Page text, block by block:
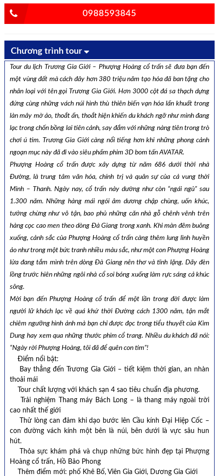
0988593845
Chương trình tour
Tour du lịch Trương Gia Giới – Phượng Hoàng cổ trấn sẽ đưa bạn đến
một vùng đất mà cách đây hơn 380 triệu năm tạo hóa đã ban tặng cho
nhân loại với tên gọi Trương Gia Giới. Hơn 3000 cột đá sa thạch dựng
đứng cùng những vách núi hình thù thiên biến vạn hóa lẩn khuất trong
làn mây mờ ảo, thoắt ẩn, thoắt hiện khiến du khách ngỡ như mình đang
lạc trong chốn bồng lai tiên cảnh, say đắm với những nàng tiên trong trò
chơi ú tim. Trương Gia Giới càng nổi tiếng hơn khi những phong cảnh
ngoạn mục này đã đi vào siêu phẩm phim 3D bom tấn AVATAR.
Phượng Hoàng cổ trấn được xây dựng từ năm 686 dưới thời nhà
Đường, là trung tâm văn hóa, chính trị và quân sự của cả vung thời
Minh – Thanh. Ngày nay, cổ trấn này dường như còn “ngái ngủ” sau
1.300 năm. Những hàng mái ngói âm dương chập chùng, uốn khúc,
tưởng chừng như vô tận, bao phủ những căn nhà gỗ chênh vênh trên
hàng cọc cao men theo dòng Đà Giang trong xanh. Khi màn đêm buông
xuống, cảnh sắc của Phượng Hoàng cổ trấn càng thêm lung linh huyền
ảo như trong một bức tranh nhiều màu sắc, như một con Phượng Hoàng
lửa đang tắm mình trên dòng Đà Giang nên thơ và tĩnh lặng. Dãy đèn
lồng trước hiên những ngôi nhà cổ soi bóng xuống làm rực sáng cả khúc
sông.
Mời bạn đến Phượng Hoàng cổ trấn để một lần trong đời được làm
người lữ khách lạc về quá khứ thời Đường cách 1300 năm, tận mắt
chiêm ngưỡng hình ảnh mà bạn chỉ được đọc trong tiểu thuyết của Kim
Dung hay xem qua những thước phim cổ trang. Nhiều du khách đã nói:
“Ngày rời Phượng Hoàng, tôi đã để quên con tim”!
Điểm nổi bật:
Bay thẳng đến Trương Gia Giới – tiết kiệm thời gian, an nhàn
thoải mái
Tour chất lượng với khách sạn 4 sao tiêu chuẩn địa phương.
Trải nghiệm Thang máy Bách Long – là thang máy ngoài trời
cao nhất thế giới
Thử lòng can đảm khi dạo bước lên Cầu kính Đại Hiệp Cốc –
con đường vách kính một bên là núi, bên dưới là vực sâu hun
hút.
Thỏa sực khám phá và chụp những bức hình đẹp tại Phượng
Hoàng cổ trấn, Hồ Bảo Phong
Thêm điểm mới: phố Khê Bố, Viên Gia Giới, Dương Gia Giới